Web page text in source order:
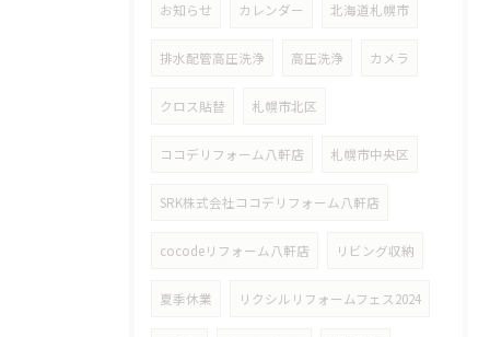
お知らせ カレンダー 北海道札幌市
排水配管高圧洗浄 高圧洗浄 カメラ
クロス貼替 札幌市北区
ココデリフォーム八軒店 札幌市中央区
SRK株式会社ココデリフォーム八軒店
cocodeリフォーム八軒店 リビング収納
夏季休業 リクシルリフォームフェス2024